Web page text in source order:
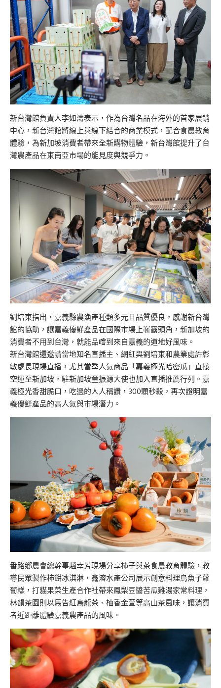
新台灣館負責人李如濤表示，作為台灣名品在海外的首家展銷
中心，新台灣館將線上與線下結合的商業模式，配合食農教育
體驗，為新加坡消費者帶來全新購物體驗，新台灣館提升了台
灣農產品在東南亞市場的能見度與競爭力。
劉培東指出，嘉義縣農漁產種類多元且品質優良，感謝新台灣
館的協助，讓嘉義優鮮產品在國際市場上嶄露頭角，新加坡的
消費者不用到台灣，就能品嚐到來自嘉義的道地好風味。
新台灣館還邀請當地知名直播主、網紅與劉培東和農業處許彰
敏處長現場直播，尤其當季人氣商品「嘉義極光哈密瓜」直接
空運至新加坡，駐新加坡童振源大使也加入直播推薦行列。嘉
義極光香甜脆口，吃過的人人稱讚，300顆秒殺，再次證明嘉
義優鮮產品的高人氣與市場潛力。
番路鄉農會總幹事趙幸芳現場分享柿子與茶食農教育體驗，教
導民眾製作柿餅冰淇淋，鑫溶水產公司展示創意料理烏魚子蘿
蔔糕，打貓果菜生產合作社帶來鳳梨豆醬苦瓜雞湯家常料理，
林韻茶園則以馬告紅烏龍茶、柚香金萱等高山茶風味，讓消費
者近距離體驗嘉義農產品的風味。